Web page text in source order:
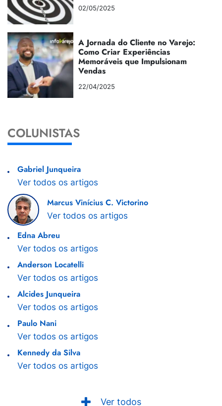
02/05/2025
A Jornada do Cliente no Varejo:
Como Criar Experiências
Memoráveis que Impulsionam
Vendas
22/04/2025
COLUNISTAS
Gabriel Junqueira
Ver todos os artigos
Marcus Vinícius C. Victorino
Ver todos os artigos
Edna Abreu
Ver todos os artigos
Anderson Locatelli
Ver todos os artigos
Alcides Junqueira
Ver todos os artigos
Paulo Nani
Ver todos os artigos
Kennedy da Silva
Ver todos os artigos
Ver todos